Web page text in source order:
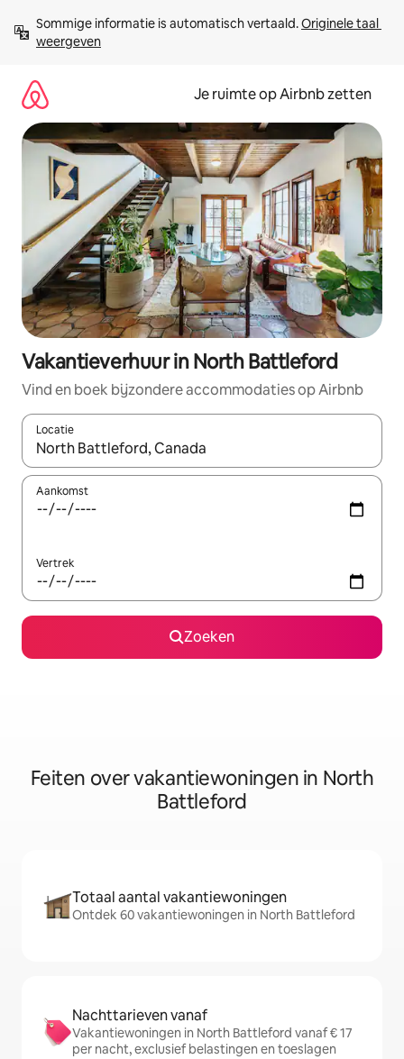
direct
naar
Sommige informatie is automatisch vertaald. Originele taal
weergeven
Je ruimte op Airbnb zetten
Vakantieverhuur in North Battleford
Vind en boek bijzondere accommodaties op Airbnb
Locatie
Wanneer er suggesties beschikbaar zijn, maak je een keuze
Aankomst
Vertrek
Zoeken
Feiten over vakantiewoningen in North
Battleford
Totaal aantal vakantiewoningen
Ontdek 60 vakantiewoningen in North Battleford
Nachttarieven vanaf
Vakantiewoningen in North Battleford vanaf € 17
per nacht, exclusief belastingen en toeslagen